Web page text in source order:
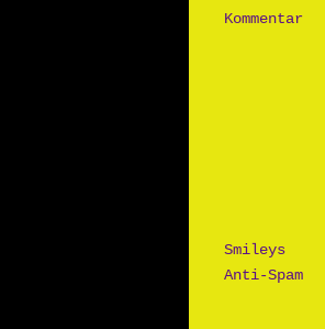
Kommentar
Smileys
Anti-Spam